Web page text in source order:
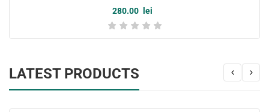
280.00
lei
LATEST PRODUCTS